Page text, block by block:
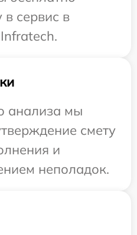
в сервис в
анализа мы
смету
и
неполадок.